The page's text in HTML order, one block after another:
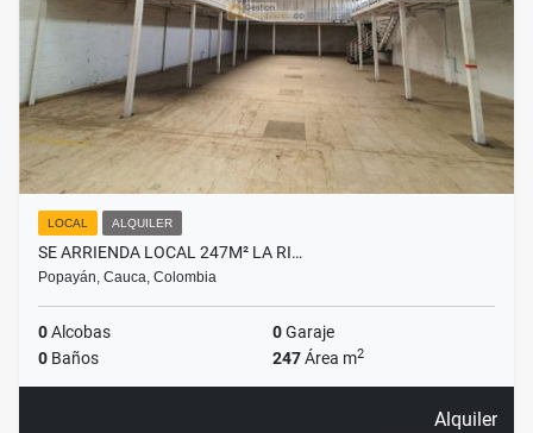
LOCAL ALQUILER
SE ARRIENDA LOCAL 247M² LA RI…
Popayán, Cauca, Colombia
0Alcobas 0Garaje
0 Baños 247Área m2
Alquiler